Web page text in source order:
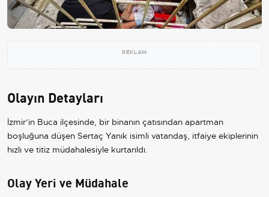
REKLAM
Olayın Detayları
İzmir’in Buca ilçesinde, bir binanın çatısından apartman
boşluğuna düşen Sertaç Yanık isimli vatandaş, itfaiye ekiplerinin
hızlı ve titiz müdahalesiyle kurtarıldı.
Olay Yeri ve Müdahale